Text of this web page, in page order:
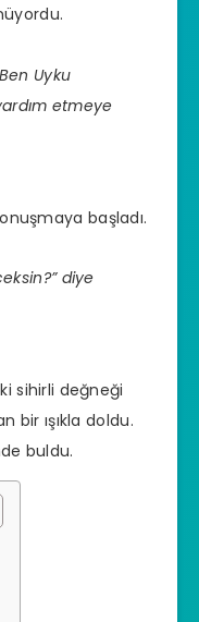
Uyku
etmeye
başladı.
diye
sihirli değneği
bir ışıkla doldu.
buldu.